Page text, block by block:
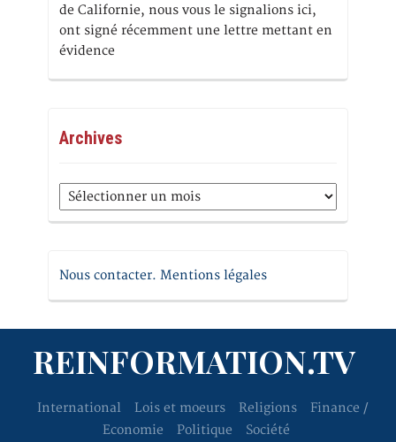
de Californie, nous vous le signalions ici,
ont signé récemment une lettre mettant en
évidence
Archives
Archives
Nous contacter. Mentions légales
REINFORMATION.TV
International Lois et moeurs Religions
Finance /
Economie
Politique Société